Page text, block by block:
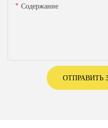
Содержание
ОТПРАВИТЬ